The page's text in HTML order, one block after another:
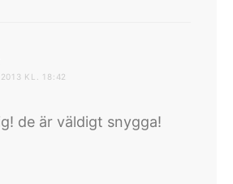
KL. 18:42
de är väldigt snygga!